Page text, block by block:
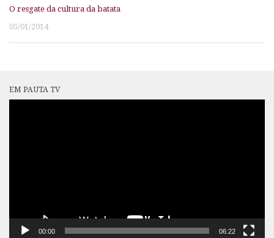
O resgate da cultura da batata
05/01/2014
EM PAUTA TV
00:00 06:22